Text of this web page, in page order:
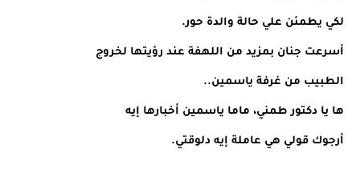
لكي يطمئن علي حالة والدة حور.
أسرعت جنان بمزيد من اللهفة عند رؤيتها لخروج
الطبيب من غرفة ياسمين..
ها يا دكتور طمني، ماما ياسمين أخبارها إيه
أرجوك قولي هي عاملة إيه دلوقتي.